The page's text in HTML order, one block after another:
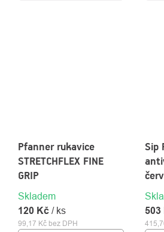
Pfanner rukavice
STRETCHFLEX FINE
GRIP
Skladem
99,17 Kč bez DPH
120 Kč / ks
Sip
503